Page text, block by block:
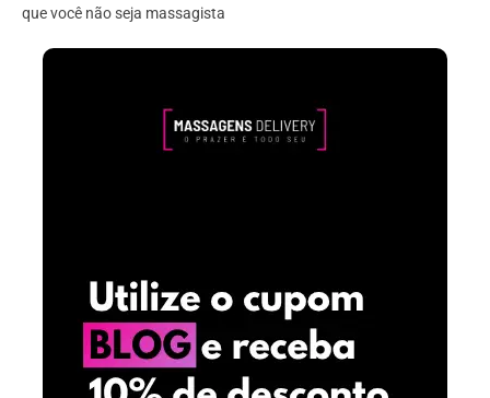
que você não seja massagista